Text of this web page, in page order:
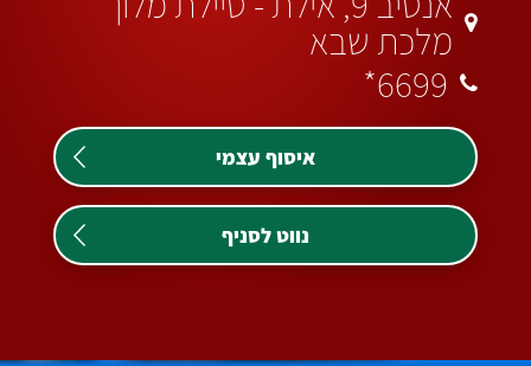
מלכת שבא
6699*
איסוף עצמי
נווט לסניף